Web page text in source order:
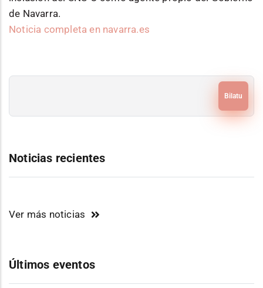
de Navarra.
Noticia completa en navarra.es
Noticias recientes
Ver más noticias
Últimos eventos